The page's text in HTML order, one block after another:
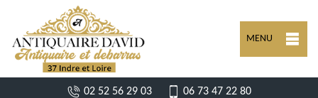
MENU
02 52 56 29 03 06 73 47 22 80